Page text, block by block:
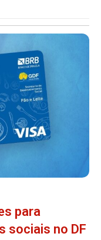
para
sociais no DF